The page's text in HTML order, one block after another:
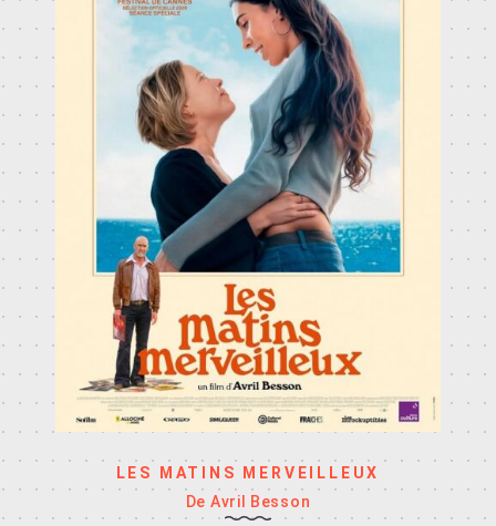
LES MATINS MERVEILLEUX
De Avril Besson